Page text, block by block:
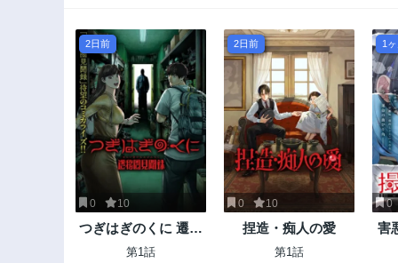
2日前
0 10
つぎはぎのくに 遷移
圏見聞録
第1話
2日前
0 10
捏造・痴人の愛
第1話
1
0
害